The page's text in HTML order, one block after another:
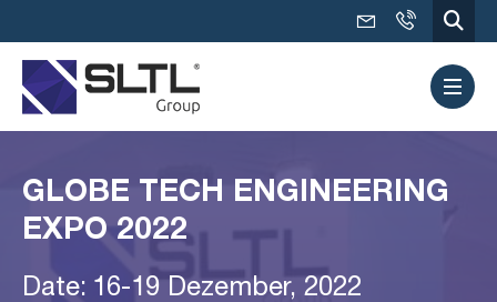
GLOBE TECH ENGINEERING
EXPO 2022
Date: 16-19 Dezember, 2022